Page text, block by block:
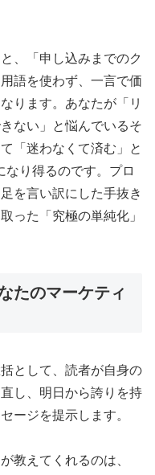
、「申し込みまでのク
語を使わず、一言で価
ります。あなたが「リ
ない」と悩んでいるそ
「迷わなくて済む」と
り得るのです。プロ
を言い訳にした手抜き
った「究極の単純化」
たのマーケティ
として、読者が自身の
し、明日から誇りを持
ージを提示します。
教えてくれるのは、